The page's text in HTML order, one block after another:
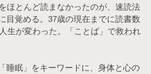
ほとんど読まなかったのが、速読法
目覚める。37歳の現在までに読書数
生が変わった。「ことば」で救われ
睡眠」をキーワードに、身体と心の